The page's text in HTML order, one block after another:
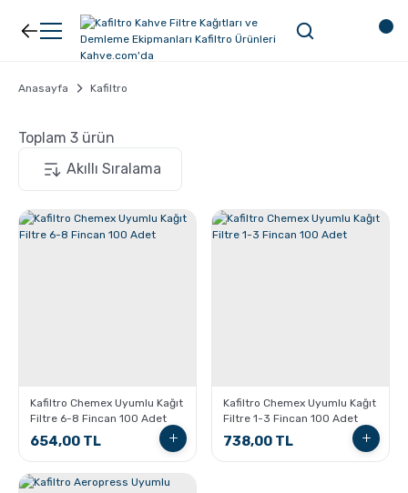
Geri Dön
Kahve
Filtre Kahve
Pratik Filtre Kahve
Exclusive Kahveler
Geri Dön
Ekipman
Filtreler
Moka Pot
Soğuk Kahve Demleme Ekipmanları
Anasayfa Kafiltro
Toplam 3 ürün
Kafiltro Chemex Uyumlu Kağıt
Filtre 6-8 Fincan 100 Adet
654,00 TL
Kafiltro Chemex Uyumlu Kağıt
Filtre 1-3 Fincan 100 Adet
738,00 TL